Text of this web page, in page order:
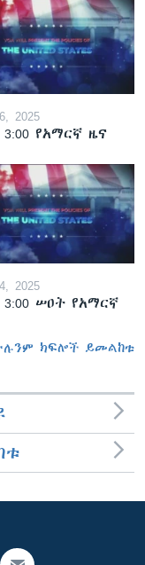
2025
የአማርኛ ዜና
2025
ሠዐት የአማርኛ
ክፍሎች ይመልከቱ